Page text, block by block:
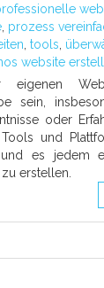
prozess
tools
website
eigenen
sein,
oder
und
und es jedem
erstellen.